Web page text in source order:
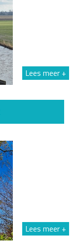
Lees meer +
Lees meer +